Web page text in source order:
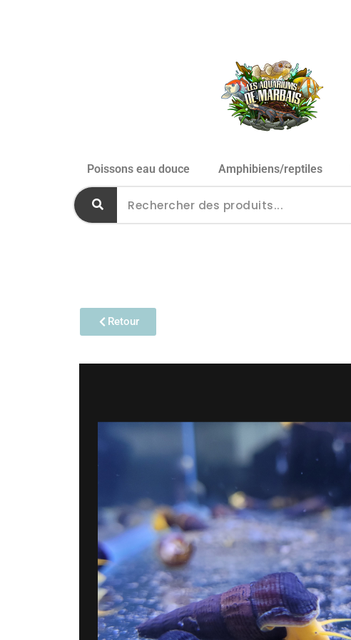
Poissons eau douce Amphibiens/reptiles
Retour